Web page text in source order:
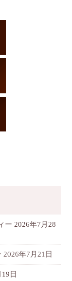
ー 2026年7月28
2026年7月21日
日